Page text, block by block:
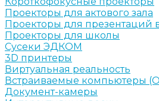
Проекторы для актового зала
Проекторы для презентаций
Проекторы для школы
Сусеки ЭДКОМ
3D принтеры
Виртуальная реальность
Встраиваемые компьютеры
Документ-камеры